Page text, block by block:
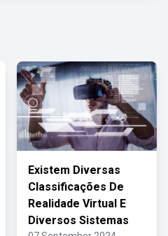
Existem Diversas
Classificações De
Realidade Virtual E
Diversos Sistemas